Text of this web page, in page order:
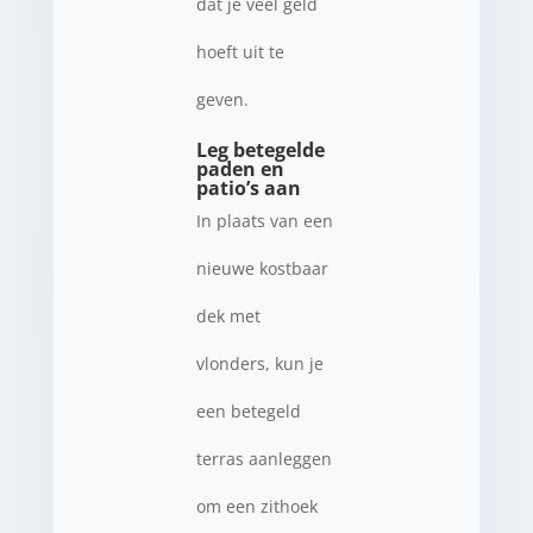
hoeft uit te
geven.
Leg betegelde
paden en
patio’s aan
In plaats van een
nieuwe kostbaar
dek met
vlonders, kun je
een betegeld
terras aanleggen
om een zithoek